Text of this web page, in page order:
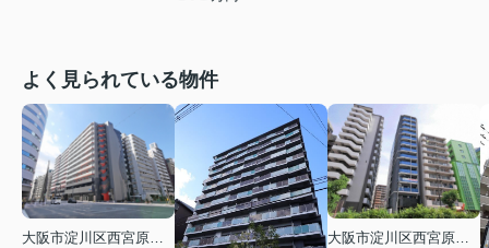
よく見られている物件
大阪市淀川区西宮原１丁目
大阪市淀川区西宮原１丁目